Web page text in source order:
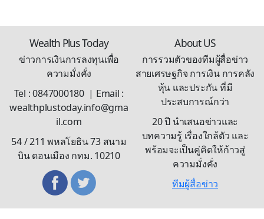
Wealth Plus Today
ข่าวการเงินการลงทุนเพื่อ
ความมั่งคั่ง
Tel : 0847000180 | Email :
wealthplustoday.info@gma
il.com
54 / 211 พหลโยธิน 73 สนาม
บิน ดอนเมือง กทม. 10210
About US
การรวมตัวของทีมผู้สื่อข่าว
สายเศรษฐกิจ การเงิน การคลัง
หุ้น และประกัน ที่มี
ประสบการณ์กว่า
20 ปี นำเสนอข่าวและ
บทความรู้ เรื่องใกล้ตัว และ
พร้อมจะเป็นคู่คิดให้ก้าวสู่
ความมั่งคั่ง
ทีมผู้สื่อข่าว